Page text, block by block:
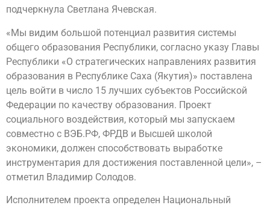
подчеркнула Светлана Ячевская.
«Мы видим большой потенциал развития системы
общего образования Республики, согласно указу Главы
Республики «О стратегических направлениях развития
образования в Республике Саха (Якутия)» поставлена
цель войти в число 15 лучших субъектов Российской
Федерации по качеству образования. Проект
социального воздействия, который мы запускаем
совместно с ВЭБ.РФ, ФРДВ и Высшей школой
экономики, должен способствовать выработке
инструментария для достижения поставленной цели», –
отметил Владимир Солодов.
Исполнителем проекта определен Национальный